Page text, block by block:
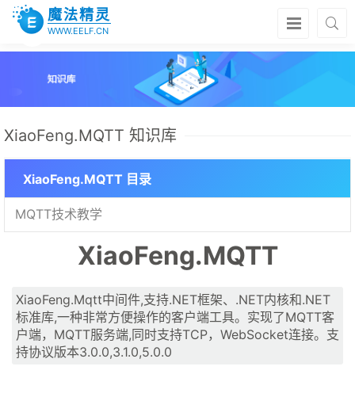
魔法精灵
WWW.EELF.CN
XiaoFeng.MQTT 知识库
XiaoFeng.MQTT 目录
MQTT技术教学
XiaoFeng.MQTT
XiaoFeng.Mqtt中间件,支持.NET框架、.NET内核和.NET
标准库,一种非常方便操作的客户端工具。实现了MQTT客
户端，MQTT服务端,同时支持TCP，WebSocket连接。支
持协议版本3.0.0,3.1.0,5.0.0